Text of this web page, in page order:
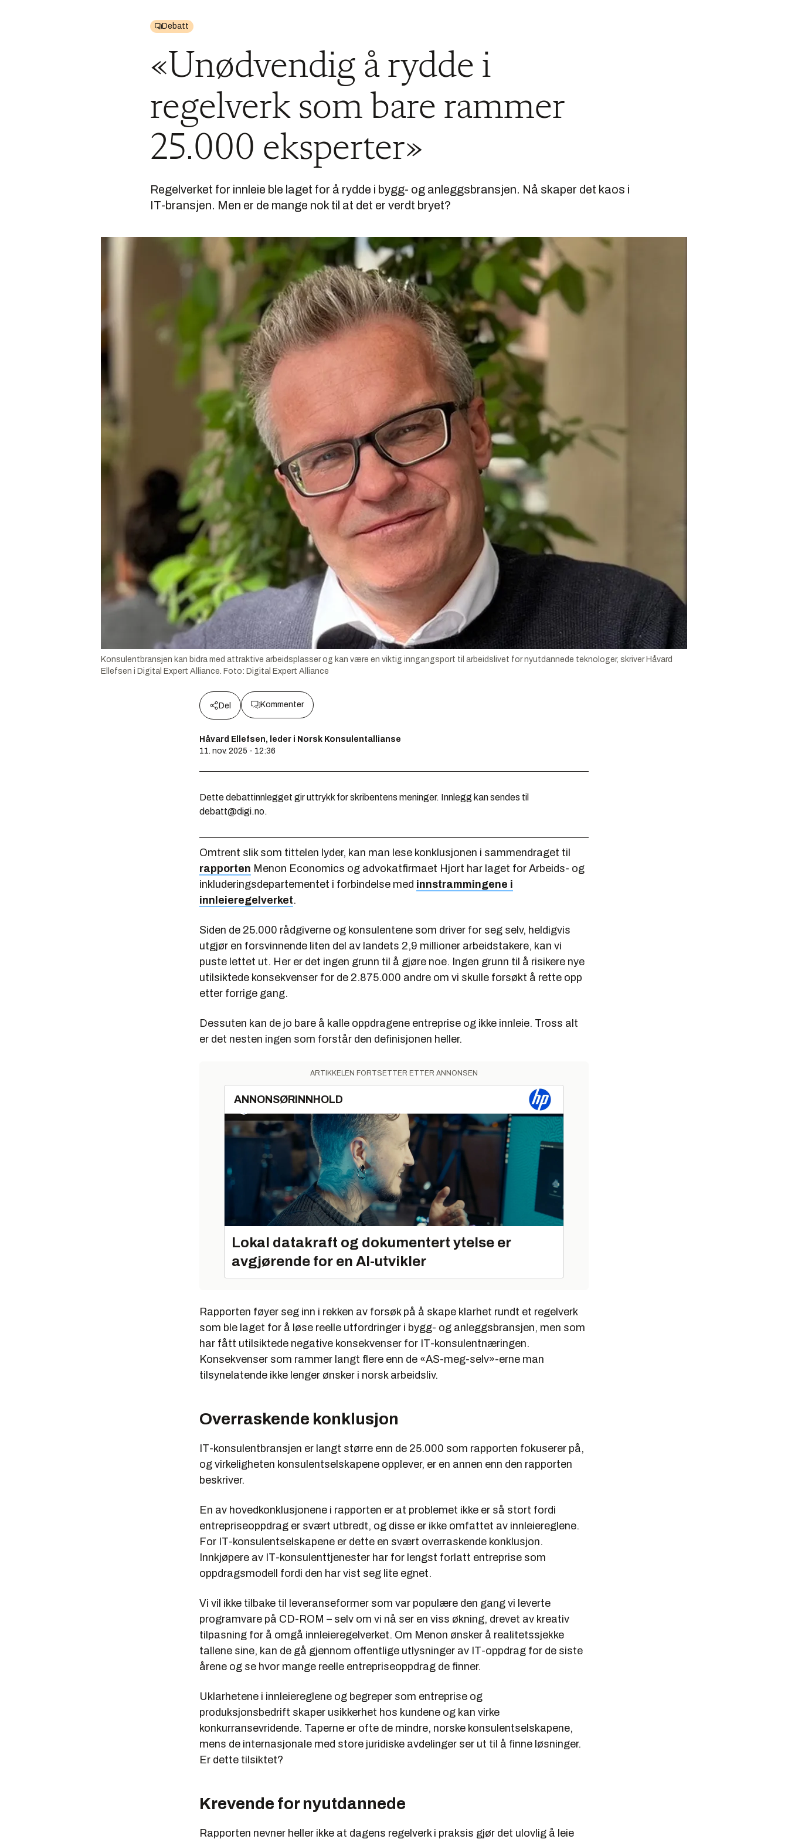
Debatt
«Unødvendig å rydde i
regelverk som bare rammer
25.000 eksperter»
Regelverket for innleie ble laget for å rydde i bygg- og anleggsbransjen. Nå skaper det kaos i
IT-bransjen. Men er de mange nok til at det er verdt bryet?
Konsulentbransjen kan bidra med attraktive arbeidsplasser og kan være en viktig inngangsport til arbeidslivet for nyutdannede teknologer, skriver Håvard
Ellefsen i Digital Expert Alliance. Foto: Digital Expert Alliance
Del Kommenter
Håvard Ellefsen, leder i Norsk Konsulentallianse
11. nov. 2025 - 12:36
Dette debattinnlegget gir uttrykk for skribentens meninger. Innlegg kan sendes til
debatt@digi.no.
Omtrent slik som tittelen lyder, kan man lese konklusjonen i sammendraget til
rapporten Menon Economics og advokatfirmaet Hjort har laget for Arbeids- og
inkluderingsdepartementet i forbindelse med innstrammingene i
innleieregelverket.
Siden de 25.000 rådgiverne og konsulentene som driver for seg selv, heldigvis
utgjør en forsvinnende liten del av landets 2,9 millioner arbeidstakere, kan vi
puste lettet ut. Her er det ingen grunn til å gjøre noe. Ingen grunn til å risikere nye
utilsiktede konsekvenser for de 2.875.000 andre om vi skulle forsøkt å rette opp
etter forrige gang.
Dessuten kan de jo bare å kalle oppdragene entreprise og ikke innleie. Tross alt
er det nesten ingen som forstår den definisjonen heller.
ARTIKKELEN FORTSETTER ETTER ANNONSEN
ANNONSØRINNHOLD
Lokal datakraft og dokumentert ytelse er
avgjørende for en AI-utvikler
Rapporten føyer seg inn i rekken av forsøk på å skape klarhet rundt et regelverk
som ble laget for å løse reelle utfordringer i bygg- og anleggsbransjen, men som
har fått utilsiktede negative konsekvenser for IT-konsulentnæringen.
Konsekvenser som rammer langt flere enn de «AS-meg-selv»-erne man
tilsynelatende ikke lenger ønsker i norsk arbeidsliv.
Overraskende konklusjon
IT-konsulentbransjen er langt større enn de 25.000 som rapporten fokuserer på,
og virkeligheten konsulentselskapene opplever, er en annen enn den rapporten
beskriver.
En av hovedkonklusjonene i rapporten er at problemet ikke er så stort fordi
entrepriseoppdrag er svært utbredt, og disse er ikke omfattet av innleiereglene.
For IT-konsulentselskapene er dette en svært overraskende konklusjon.
Innkjøpere av IT-konsulenttjenester har for lengst forlatt entreprise som
oppdragsmodell fordi den har vist seg lite egnet.
Vi vil ikke tilbake til leveranseformer som var populære den gang vi leverte
programvare på CD-ROM – selv om vi nå ser en viss økning, drevet av kreativ
tilpasning for å omgå innleieregelverket. Om Menon ønsker å realitetssjekke
tallene sine, kan de gå gjennom offentlige utlysninger av IT-oppdrag for de siste
årene og se hvor mange reelle entrepriseoppdrag de finner.
Uklarhetene i innleiereglene og begreper som entreprise og
produksjonsbedrift skaper usikkerhet hos kundene og kan virke
konkurransevridende. Taperne er ofte de mindre, norske konsulentselskapene,
mens de internasjonale med store juridiske avdelinger ser ut til å finne løsninger.
Er dette tilsiktet?
Krevende for nyutdannede
Rapporten nevner heller ikke at dagens regelverk i praksis gjør det ulovlig å leie